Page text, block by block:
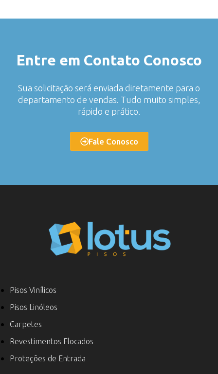
Entre em Contato Conosco
Sua solicitação será enviada diretamente para o
departamento de vendas. Tudo muito simples,
rápido e prático.
Fale Conosco
Pisos Vinílicos
Pisos Linóleos
Carpetes
Revestimentos Flocados
Proteções de Entrada